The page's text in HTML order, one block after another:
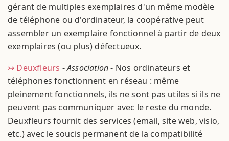
gérant de multiples exemplaires d'un même modèle
de téléphone ou d'ordinateur, la coopérative peut
assembler un exemplaire fonctionnel à partir de deux
exemplaires (ou plus) défectueux.
↣ Deuxfleurs -Association- Nos ordinateurs et
téléphones fonctionnent en réseau : même
pleinement fonctionnels, ils ne sont pas utiles si ils ne
peuvent pas communiquer avec le reste du monde.
Deuxfleurs fournit des services (email, site web, visio,
etc.) avec le soucis permanent de la compatibilité